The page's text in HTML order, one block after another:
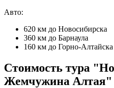
Авто:
620 км до Новосибирска
360 км до Барнаула
160 км до Горно-Алтайска
Стоимость тура
Жемчужина Алтая"